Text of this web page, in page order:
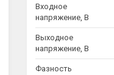
Входное
напряжение, В
Выходное
напряжение, В
Фазность